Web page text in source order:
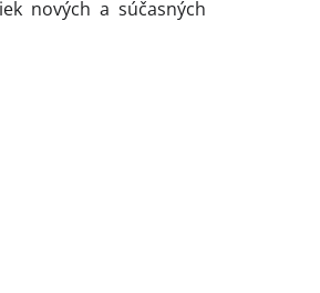
nových a súčasných